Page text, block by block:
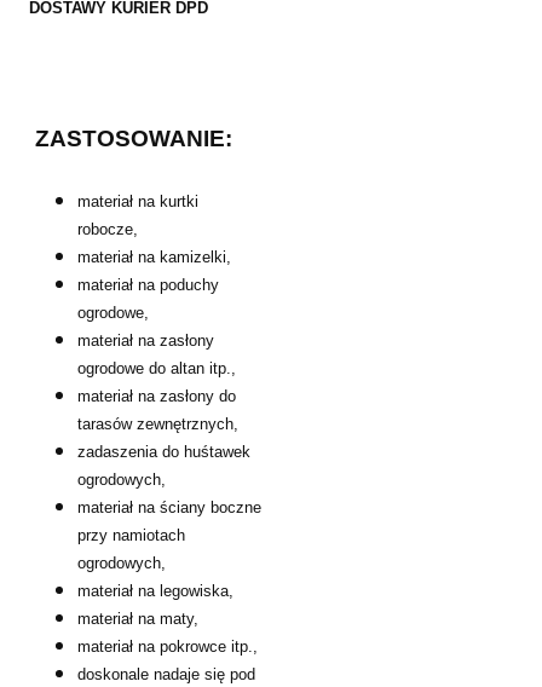
DOSTAWY KURIER DPD
ZASTOSOWANIE:
materiał na kurtki
robocze,
materiał na kamizelki,
materiał na poduchy
ogrodowe,
materiał na zasłony
ogrodowe do altan itp.,
materiał na zasłony do
tarasów zewnętrznych,
zadaszenia do huśtawek
ogrodowych,
materiał na ściany boczne
przy namiotach
ogrodowych,
materiał na legowiska,
materiał na maty,
materiał na pokrowce itp.,
doskonale nadaje się pod